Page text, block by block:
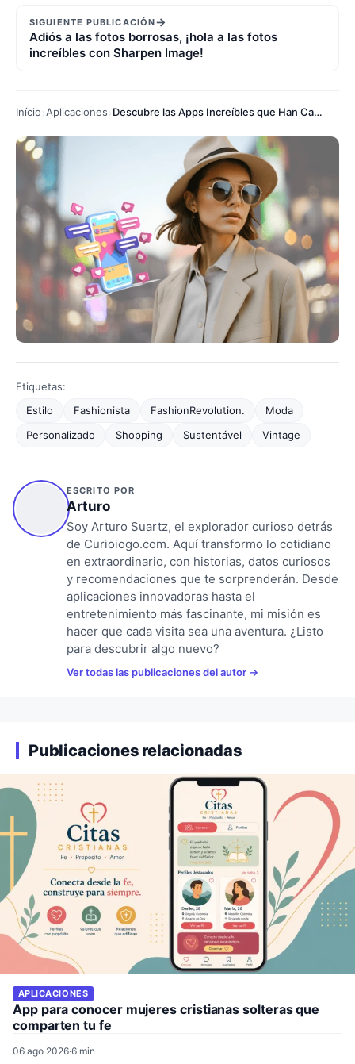
SIGUIENTE PUBLICACIÓN→
Adiós a las fotos borrosas, ¡hola a las fotos
increíbles con Sharpen Image!
Início Aplicaciones Descubre las Apps Increíbles que Han Cambiado la Forma en que Nos Vestimos
Etiquetas:
Estilo
Fashionista FashionRevolution.
Moda
Personalizado
Shopping Sustentável Vintage
ESCRITO POR
Arturo
Soy Arturo Suartz, el explorador curioso detrás
de Curioiogo.com. Aquí transformo lo cotidiano
en extraordinario, con historias, datos curiosos
y recomendaciones que te sorprenderán. Desde
aplicaciones innovadoras hasta el
entretenimiento más fascinante, mi misión es
hacer que cada visita sea una aventura. ¿Listo
para descubrir algo nuevo?
Ver todas las publicaciones del autor
Publicaciones relacionadas
APLICACIONES
App para conocer mujeres cristianas solteras que
comparten tu fe
06 ago 2026·6 min